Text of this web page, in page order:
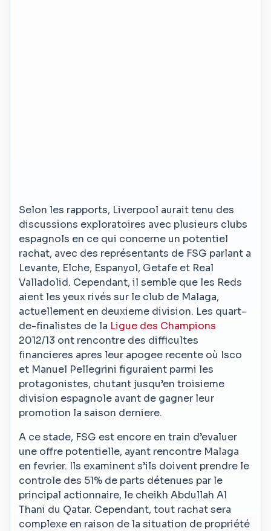
Selon les rapports, Liverpool aurait tenu des
discussions exploratoires avec plusieurs clubs
espagnols en ce qui concerne un potentiel
rachat, avec des représentants de FSG parlant a
Levante, Elche, Espanyol, Getafe et Real
Valladolid. Cependant, il semble que les Reds
aient les yeux rivés sur le club de Malaga,
actuellement en deuxieme division. Les quart-
de-finalistes de la Ligue des Champions
2012/13 ont rencontre des difficultes
financieres apres leur apogee recente où Isco
et Manuel Pellegrini figuraient parmi les
protagonistes, chutant jusqu’en troisieme
division espagnole avant de gagner leur
promotion la saison derniere.
A ce stade, FSG est encore en train d’evaluer
une offre potentielle, ayant rencontre Malaga
en fevrier. Ils examinent s’ils doivent prendre le
controle des 51% de parts détenues par le
principal actionnaire, le cheikh Abdullah Al
Thani du Qatar. Cependant, tout rachat sera
complexe en raison de la situation de propriété